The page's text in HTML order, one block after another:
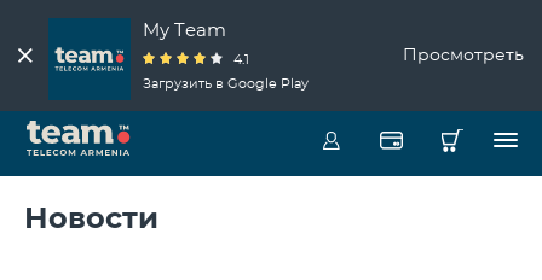
My Team
4.1
Загрузить в Google Play
Просмотреть
Новости